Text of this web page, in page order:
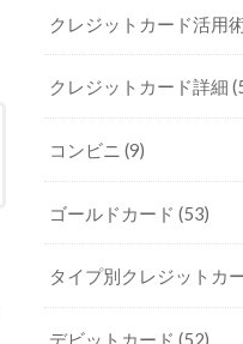
クレジットカード活用
クレジットカード詳細
コンビニ(9)
ゴールドカード(53)
タイプ別クレジットカ
デビットカード(52)